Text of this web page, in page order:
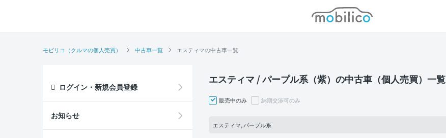
モビリコ
モビリコ（クルマの個人売買） 中古車一覧 エスティマの中古車一覧
エスティマ / パープル系（紫）の中古車（個人売買）一覧
販売中のみ 納期交渉可のみ
エスティマ, パープル系
ログイン・新規会員登録
お知らせ